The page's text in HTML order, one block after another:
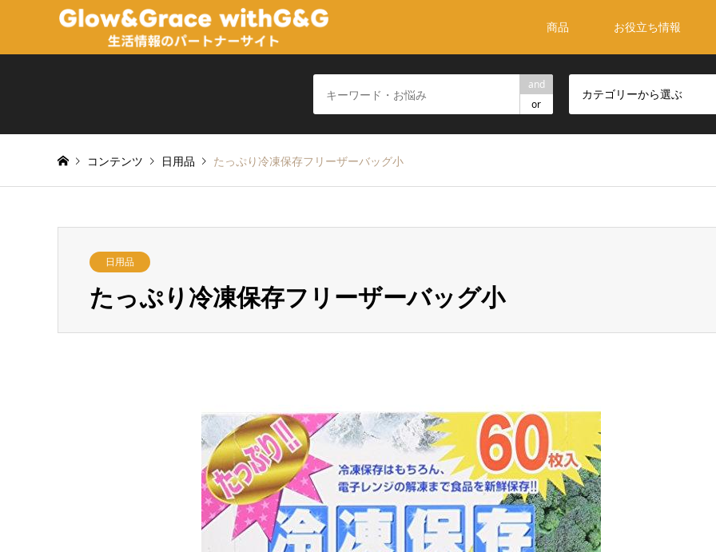
商品 お役立ち情報
and
or
カテゴリーから選ぶ
コンテンツ 日用品 たっぷり冷凍保存フリーザーバッグ小
日用品
たっぷり冷凍保存フリーザーバッグ小